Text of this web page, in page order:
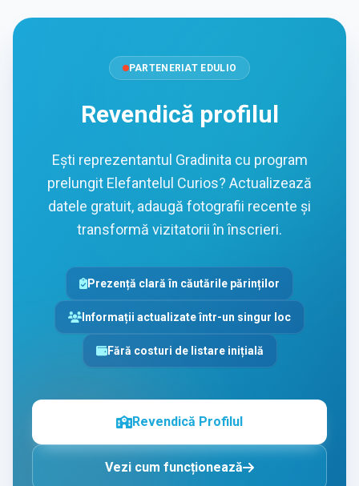
PARTENERIAT EDULIO
Revendică profilul
Ești reprezentantul Gradinita cu program
prelungit Elefantelul Curios? Actualizează
datele gratuit, adaugă fotografii recente și
transformă vizitatorii în înscrieri.
Prezență clară în căutările părinților
Informații actualizate într-un singur loc
Fără costuri de listare inițială
Revendică Profilul
Vezi cum funcționează